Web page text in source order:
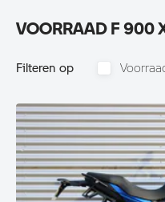
VOORRAAD F 900
Filteren op